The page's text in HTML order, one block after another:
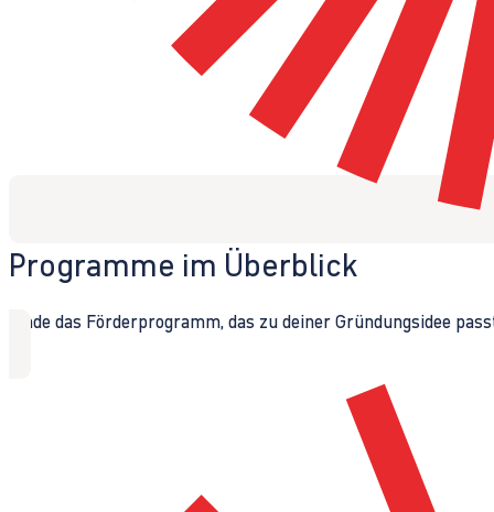
Programme im Überblick
Finde das Förderprogramm, das zu deiner Gründungsidee